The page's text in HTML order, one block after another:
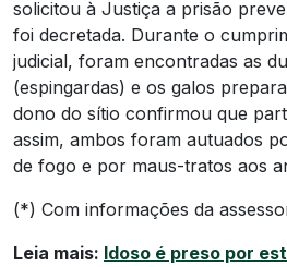
solicitou à Justiça a prisão
foi decretada. Durante o
judicial, foram encontradas as
(espingardas) e os galos
dono do sítio confirmou que
assim, ambos foram autuados
de fogo e por maus-tratos aos
(*) Com informações da
Leia mais: Idoso é preso por